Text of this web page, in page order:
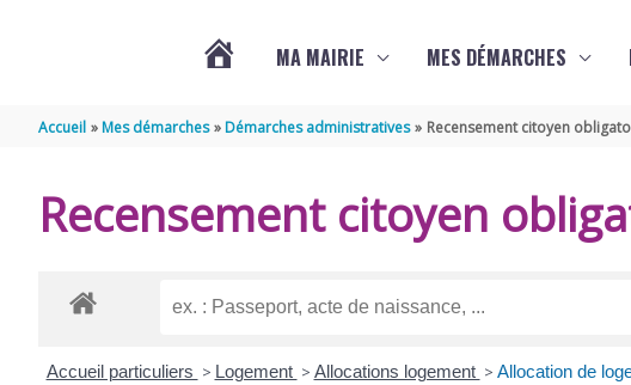
MA MAIRIE MES DÉMARCHES
Accueil Mes démarches Démarches administratives Recensement citoyen
Recensement citoyen
Accueil particuliers > Logement > Allocations logement > Allocation de